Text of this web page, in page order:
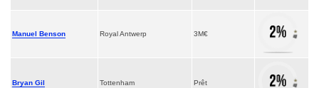
Manuel Benson Royal Antwerp 3M€
Bryan Gil Tottenham Prêt